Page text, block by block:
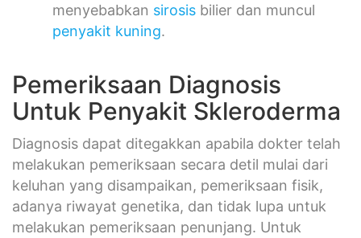
menyebabkan sirosis bilier dan muncul
penyakit kuning.
Pemeriksaan Diagnosis
Untuk Penyakit Skleroderma
Diagnosis dapat ditegakkan apabila dokter telah
melakukan pemeriksaan secara detil mulai dari
keluhan yang disampaikan, pemeriksaan fisik,
adanya riwayat genetika, dan tidak lupa untuk
melakukan pemeriksaan penunjang. Untuk